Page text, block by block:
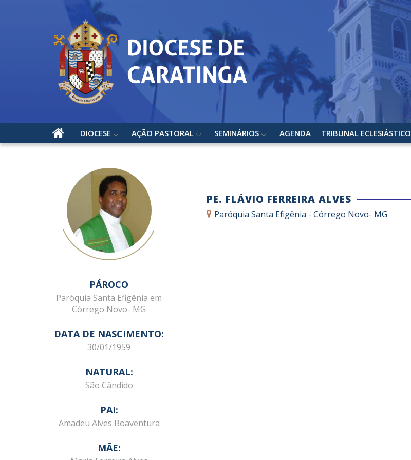
DIOCESE AÇÃO PASTORAL SEMINÁRIOS AGENDA TRIBUNAL ECLESIÁSTICO
PÁROCO
Paróquia Santa Efigênia em
Córrego Novo- MG
DATA DE NASCIMENTO:
30/01/1959
NATURAL:
São Cândido
PAI:
Amadeu Alves Boaventura
MÃE:
PE. FLÁVIO FERREIRA ALVES
Paróquia Santa Efigênia - Córrego Novo- MG